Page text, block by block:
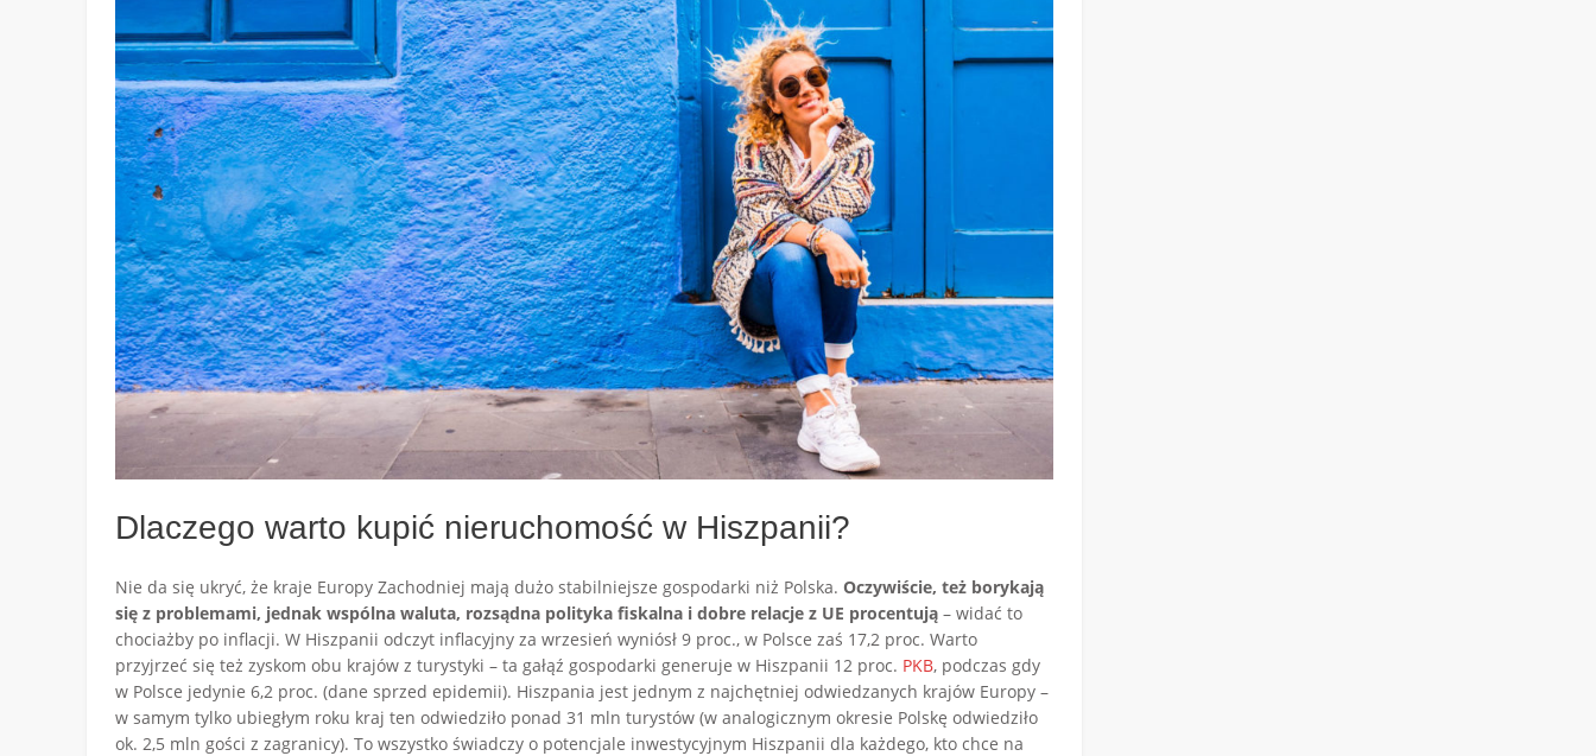
Dlaczego warto kupić nieruchomość w Hiszpanii?
Nie da się ukryć, że kraje Europy Zachodniej mają dużo stabilniejsze gospodarki niż Polska. Oczywiście, też borykają
się z problemami, jednak wspólna waluta, rozsądna polityka fiskalna i dobre relacje z UE procentują – widać to
chociażby po inflacji. W Hiszpanii odczyt inflacyjny za wrzesień wyniósł 9 proc., w Polsce zaś 17,2 proc. Warto
przyjrzeć się też zyskom obu krajów z turystyki – ta gałąź gospodarki generuje w Hiszpanii 12 proc. PKB, podczas gdy
w Polsce jedynie 6,2 proc. (dane sprzed epidemii). Hiszpania jest jednym z najchętniej odwiedzanych krajów Europy –
w samym tylko ubiegłym roku kraj ten odwiedziło ponad 31 mln turystów (w analogicznym okresie Polskę odwiedziło
ok. 2,5 mln gości z zagranicy). To wszystko świadczy o potencjale inwestycyjnym Hiszpanii dla każdego, kto chce na